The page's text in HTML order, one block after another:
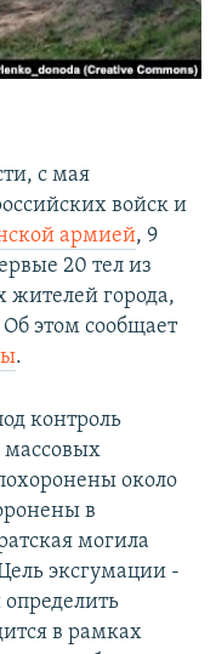
с мая
войск и
армией, 9
20 тел из
жителей города,
этом сообщает
.
контроль
массовых
около
в
могила
эксгумации -
в рамках